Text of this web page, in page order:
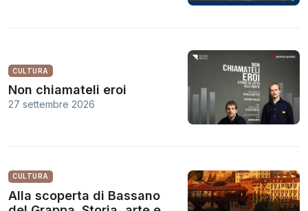
CULTURA
Non chiamateli eroi
27 settembre 2026
CULTURA
Alla scoperta di Bassano